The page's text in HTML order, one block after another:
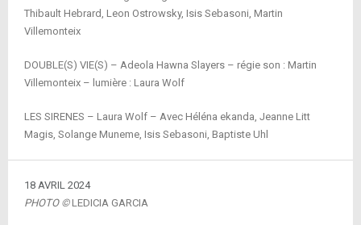
Thibault Hebrard, Leon Ostrowsky, Isis Sebasoni, Martin
Villemonteix
DOUBLE(S) VIE(S) – Adeola Hawna Slayers – régie son : Martin
Villemonteix – lumière : Laura Wolf
LES SIRENES – Laura Wolf – Avec Héléna ekanda, Jeanne Litt
Magis, Solange Muneme, Isis Sebasoni, Baptiste Uhl
18 AVRIL 2024
PHOTO ©LEDICIA GARCIA